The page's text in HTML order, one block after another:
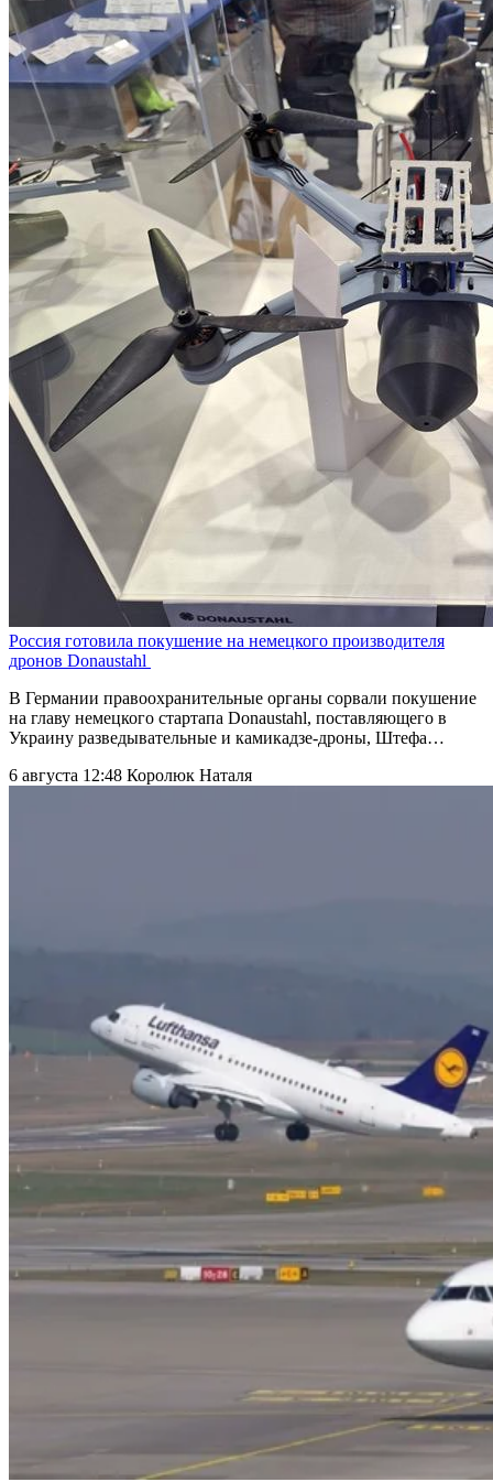
Россия готовила покушение на немецкого производителя
дронов Donaustahl
В Германии правоохранительные органы сорвали покушение
на главу немецкого стартапа Donaustahl, поставляющего в
Украину разведывательные и камикадзе-дроны, Штефа…
6 августа 12:48 Королюк Наталя